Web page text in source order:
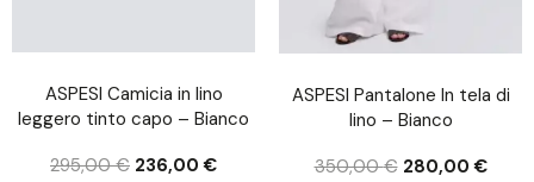
ASPESI Camicia in lino
leggero tinto capo – Bianco
295,00€ 236,00€
ASPESI Pantalone In tela di
lino – Bianco
350,00€ 280,00€